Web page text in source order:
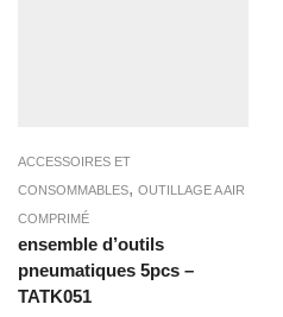
ACCESSOIRES ET
CONSOMMABLES, OUTILLAGE A AIR
COMPRIMÉ
ensemble d’outils
pneumatiques 5pcs –
TATK051